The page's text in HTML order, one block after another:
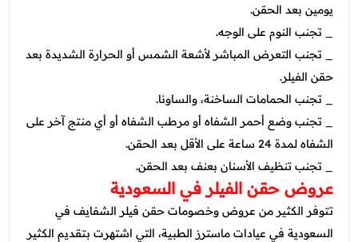
يومين بعد الحقن.
_ تجنب النوم على الوجه.
_ تجنب التعرض المباشر لأشعة الشمس أو الحرارة الشديدة بعد
حقن الفيلر.
_ تجنب الحمامات الساخنة، والساونا.
_ تجنب وضع أحمر الشفاه أو مرطب الشفاه أو أي منتج آخر على
الشفاه لمدة 24 ساعة على الأقل بعد الحقن.
_ تجنب تنظيف الأسنان بعنف بعد الحقن.
عروض حقن الفيلر في السعودية
تتوفر الكثير من عروض وخصومات حقن فيلر الشفايف في
السعودية في عيادات ماسترز الطبية، التي اشتهرت بتقديم الكثير